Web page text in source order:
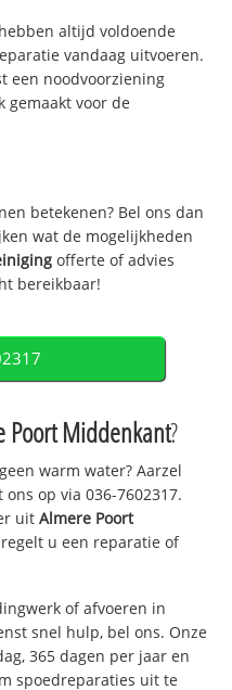
altijd voldoende
vandaag uitvoeren.
een noodvoorziening
gemaakt voor de
betekenen? Bel ons dan
wat de mogelijkheden
offerte of advies
bereikbaar!
Poort Middenkant?
warm water? Aarzel
op via 036-7602317.
uitAlmere Poort
u een reparatie of
of afvoeren in
snel hulp, bel ons. Onze
365 dagen per jaar en
spoedreparaties uit te